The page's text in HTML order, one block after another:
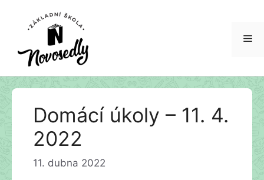
Přeskočit
Domácí úkoly – 11. 4.
2022
11. dubna 2022